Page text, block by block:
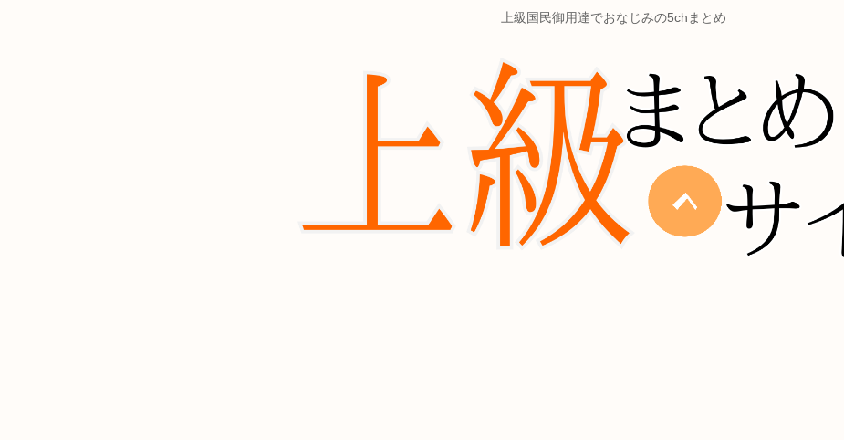
上級国民御用達でおなじみの5chまとめ